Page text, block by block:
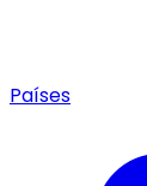
Países